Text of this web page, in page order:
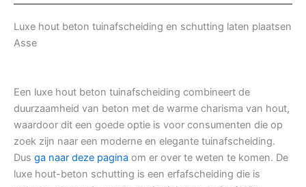
Luxe hout beton tuinafscheiding en schutting laten plaatsen
Asse
Een luxe hout beton tuinafscheiding combineert de
duurzaamheid van beton met de warme charisma van hout,
waardoor dit een goede optie is voor consumenten die op
zoek zijn naar een moderne en elegante tuinafscheiding.
Dus ga naar deze pagina om er over te weten te komen. De
luxe hout-beton schutting is een erfafscheiding die is